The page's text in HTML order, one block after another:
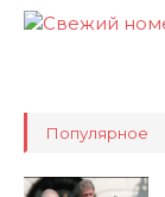
Популярное